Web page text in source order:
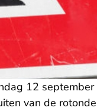
12
van de